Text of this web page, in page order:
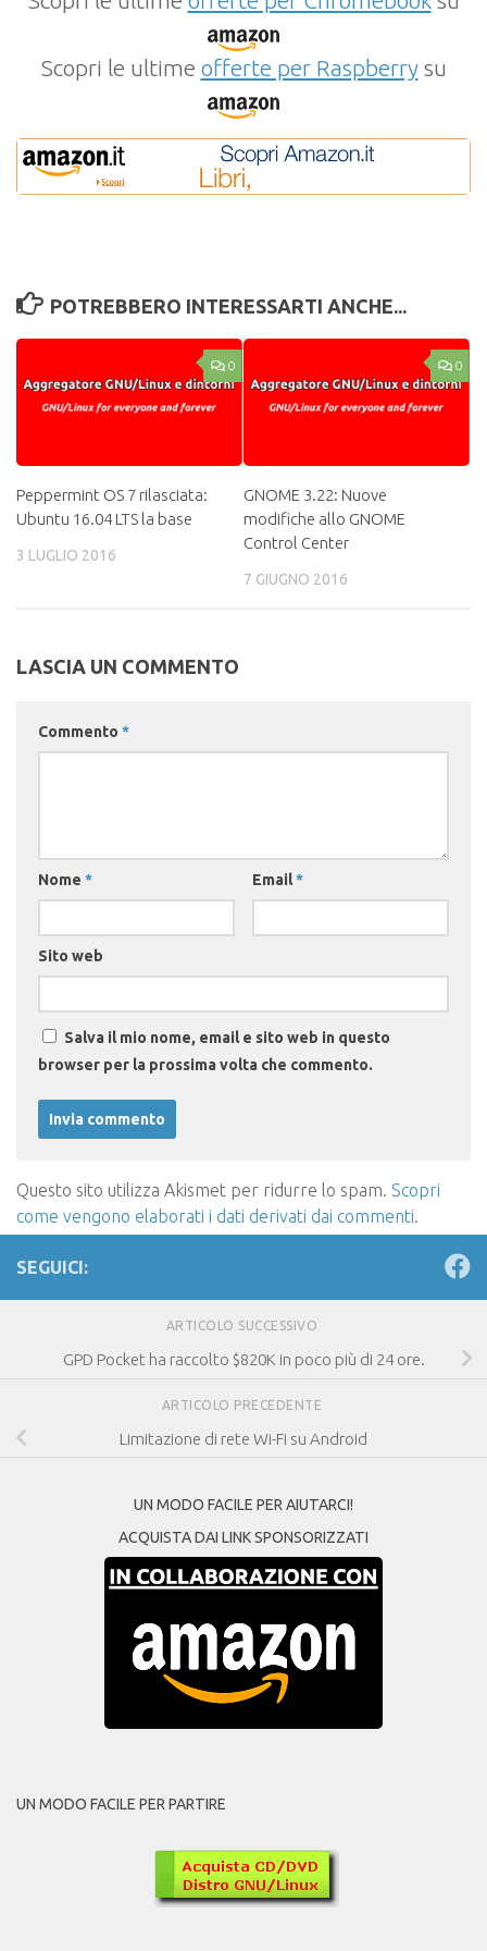
Scopri le ultime offerte per Raspberrysu
POTREBBERO INTERESSARTI ANCHE...
0
Peppermint OS 7 rilasciata:
Ubuntu 16.04 LTS la base
3 LUGLIO 2016
0
GNOME 3.22: Nuove
modifiche allo GNOME
Control Center
7 GIUGNO 2016
LASCIA UN COMMENTO
Commento *
Nome * Email*
Sito web
Salva il mio nome, email e sito web in questo
browser per la prossima volta che commento.
Questo sito utilizza Akismet per ridurre lo spam. Scopri
come vengono elaborati i dati derivati dai commenti.
SEGUICI:
ARTICOLO SUCCESSIVO
GPD Pocket ha raccolto $820K in poco più di 24 ore.
ARTICOLO PRECEDENTE
Limitazione di rete Wi-Fi su Android
UN MODO FACILE PER AIUTARCI!
ACQUISTA DAI LINK SPONSORIZZATI
UN MODO FACILE PER PARTIRE